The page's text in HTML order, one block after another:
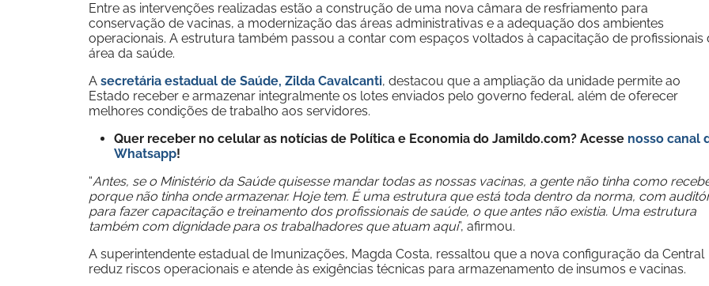
Entre as intervenções realizadas estão a construção de uma nova câmara de resfriamento para
conservação de vacinas, a modernização das áreas administrativas e a adequação dos ambientes
operacionais. A estrutura também passou a contar com espaços voltados à capacitação de profissionais
área da saúde.
A secretária estadual de Saúde, Zilda Cavalcanti, destacou que a ampliação da unidade permite ao
Estado receber e armazenar integralmente os lotes enviados pelo governo federal, além de oferecer
melhores condições de trabalho aos servidores.
Quer receber no celular as notícias de Política e Economia do Jamildo.com? Acesse nosso canal
Whatsapp!
“Antes, se o Ministério da Saúde quisesse mandar todas as nossas vacinas, a gente não tinha como
porque não tinha onde armazenar. Hoje tem. É uma estrutura que está toda dentro da norma, com
para fazer capacitação e treinamento dos profissionais de saúde, o que antes não existia. Uma estrutura
também com dignidade para os trabalhadores que atuam aqui”, afirmou.
A superintendente estadual de Imunizações, Magda Costa, ressaltou que a nova configuração da Central
reduz riscos operacionais e atende às exigências técnicas para armazenamento de insumos e vacinas.